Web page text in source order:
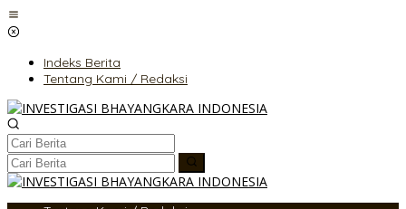
Lewati
ke
Indeks Berita
Tentang Kami / Redaksi